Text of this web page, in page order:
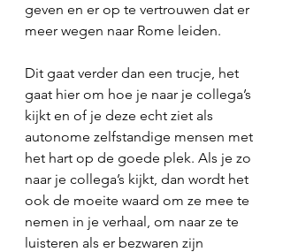
geven en er op te vertrouwen dat er
meer wegen naar Rome leiden.
Dit gaat verder dan een trucje, het
gaat hier om hoe je naar je collega’s
kijkt en of je deze echt ziet als
autonome zelfstandige mensen met
het hart op de goede plek. Als je zo
naar je collega’s kijkt, dan wordt het
ook de moeite waard om ze mee te
nemen in je verhaal, om naar ze te
luisteren als er bezwaren zijn